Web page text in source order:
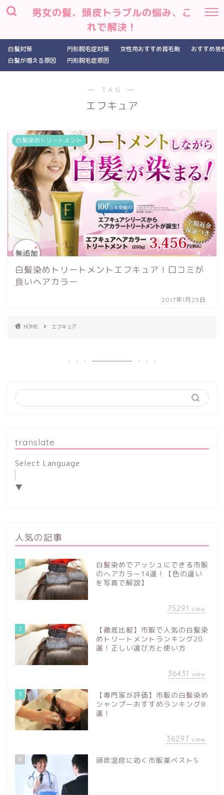
男女の髪、頭皮トラブルの悩み、こ
れで解決！
白髪対策
白髪が増える原因
円形脱毛症対策
円形脱毛症原因
女性用おすすめ育毛剤 おすすめ男
― TAG ―
エフキュア
白髪染めトリートメント
白髪染めトリートメントエフキュア！口コミが
良いヘアカラー
2017年1月25日
HOME エフキュア
translate
Select Language
▼
人気の記事
1
白髪染めでアッシュにできる市販
のヘアカラー14選！【色の違い
を写真で解説】
75291 view
2
【徹底比較】市販で人気の白髪染
めトリートメントランキング20
選！正しい選び方と使い方
36431 view
3
【専門家が評価】市販の白髪染め
シャンプーおすすめランキング8
選！
36297 view
4 頭皮湿疹に効く市販薬ベスト5